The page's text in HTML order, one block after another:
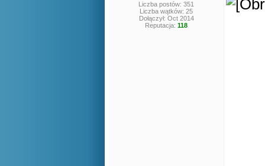
Liczba postów: 351
Liczba wątków: 25
Dołączył: Oct 2014
Reputacja: 118